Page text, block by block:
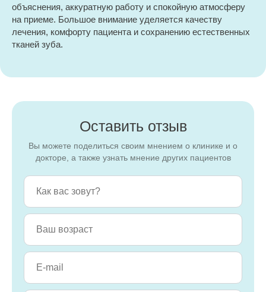
объяснения, аккуратную работу и спокойную атмосферу
на приеме. Большое внимание уделяется качеству
лечения, комфорту пациента и сохранению естественных
тканей зуба.
Оставить отзыв
Вы можете поделиться своим мнением о клинике и о
докторе, а также узнать мнение других пациентов